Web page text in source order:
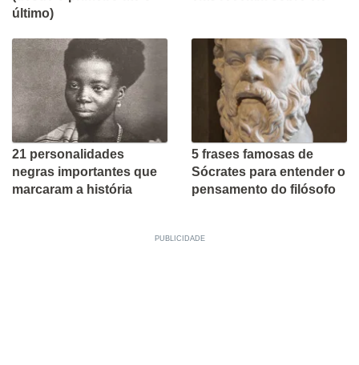
último)
21 personalidades
negras importantes que
marcaram a história
5 frases famosas de
Sócrates para entender o
pensamento do filósofo